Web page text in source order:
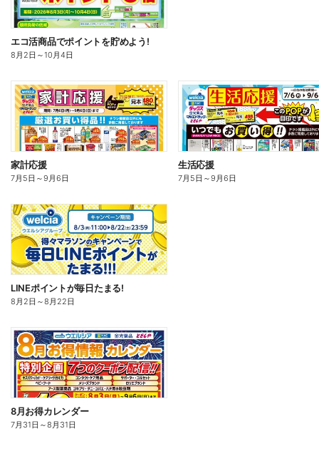
エコ活商品でポイントを貯めよう!
8月2日 ～10月4日
家計応援
7月5日 ～9月6日
生活応援
7月5日 ～9月6日
LINEポイントが毎日たまる!
8月2日 ～8月22日
8月お得カレンダー
7月31日 ～8月31日